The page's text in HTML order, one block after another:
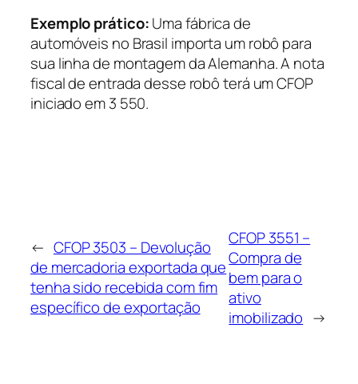
Exemplo prático:Uma fábrica de
automóveis no Brasil importa um robô para
sua linha de montagem da Alemanha. A nota
fiscal de entrada desse robô terá um CFOP
iniciado em 3 550.
← CFOP 3503 – Devolução
de mercadoria exportada que
tenha sido recebida com fim
específico de exportação
CFOP 3551 –
Compra de
bem para o
ativo
imobilizado →